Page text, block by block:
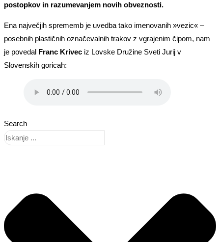
postopkov in razumevanjem novih obveznosti.
Ena največjih sprememb je uvedba tako imenovanih »vezic« –
posebnih plastičnih označevalnih trakov z vgrajenim čipom, nam
je povedal Franc Krivec iz Lovske Družine Sveti Jurij v
Slovenskih goricah:
Search